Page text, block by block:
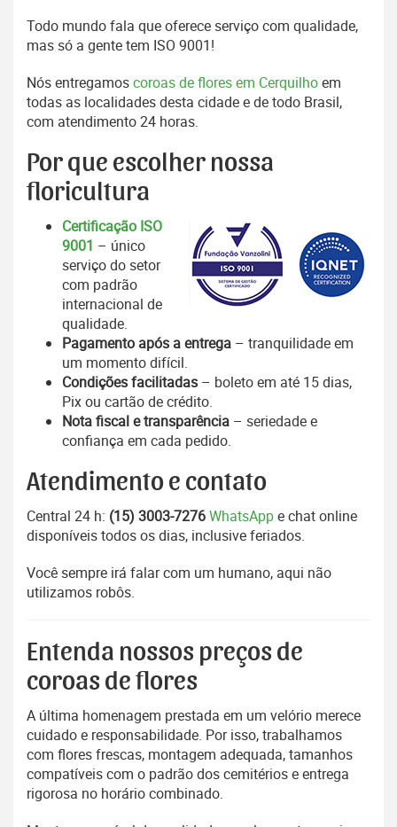
Todo mundo fala que oferece serviço com qualidade,
mas só a gente tem ISO 9001!
Nós entregamoscoroas de flores em Cerquilhoem
todas as localidades desta cidade e de todo Brasil,
com atendimento 24 horas.
Por que escolher nossa
floricultura
Certificação ISO
9001 – único
serviço do setor
com padrão
internacional de
qualidade.
Pagamento após a entrega – tranquilidade em
um momento difícil.
Condições facilitadas – boleto em até 15 dias,
Pix ou cartão de crédito.
Nota fiscal e transparência – seriedade e
confiança em cada pedido.
Atendimento e contato
Central 24 h: (15) 3003-7276WhatsAppe chat online
disponíveis todos os dias, inclusive feriados.
Você sempre irá falar com um humano, aqui não
utilizamos robôs.
Entenda nossos preços de
coroas de flores
A última homenagem prestada em um velório merece
cuidado e responsabilidade. Por isso, trabalhamos
com flores frescas, montagem adequada, tamanhos
compatíveis com o padrão dos cemitérios e entrega
rigorosa no horário combinado.